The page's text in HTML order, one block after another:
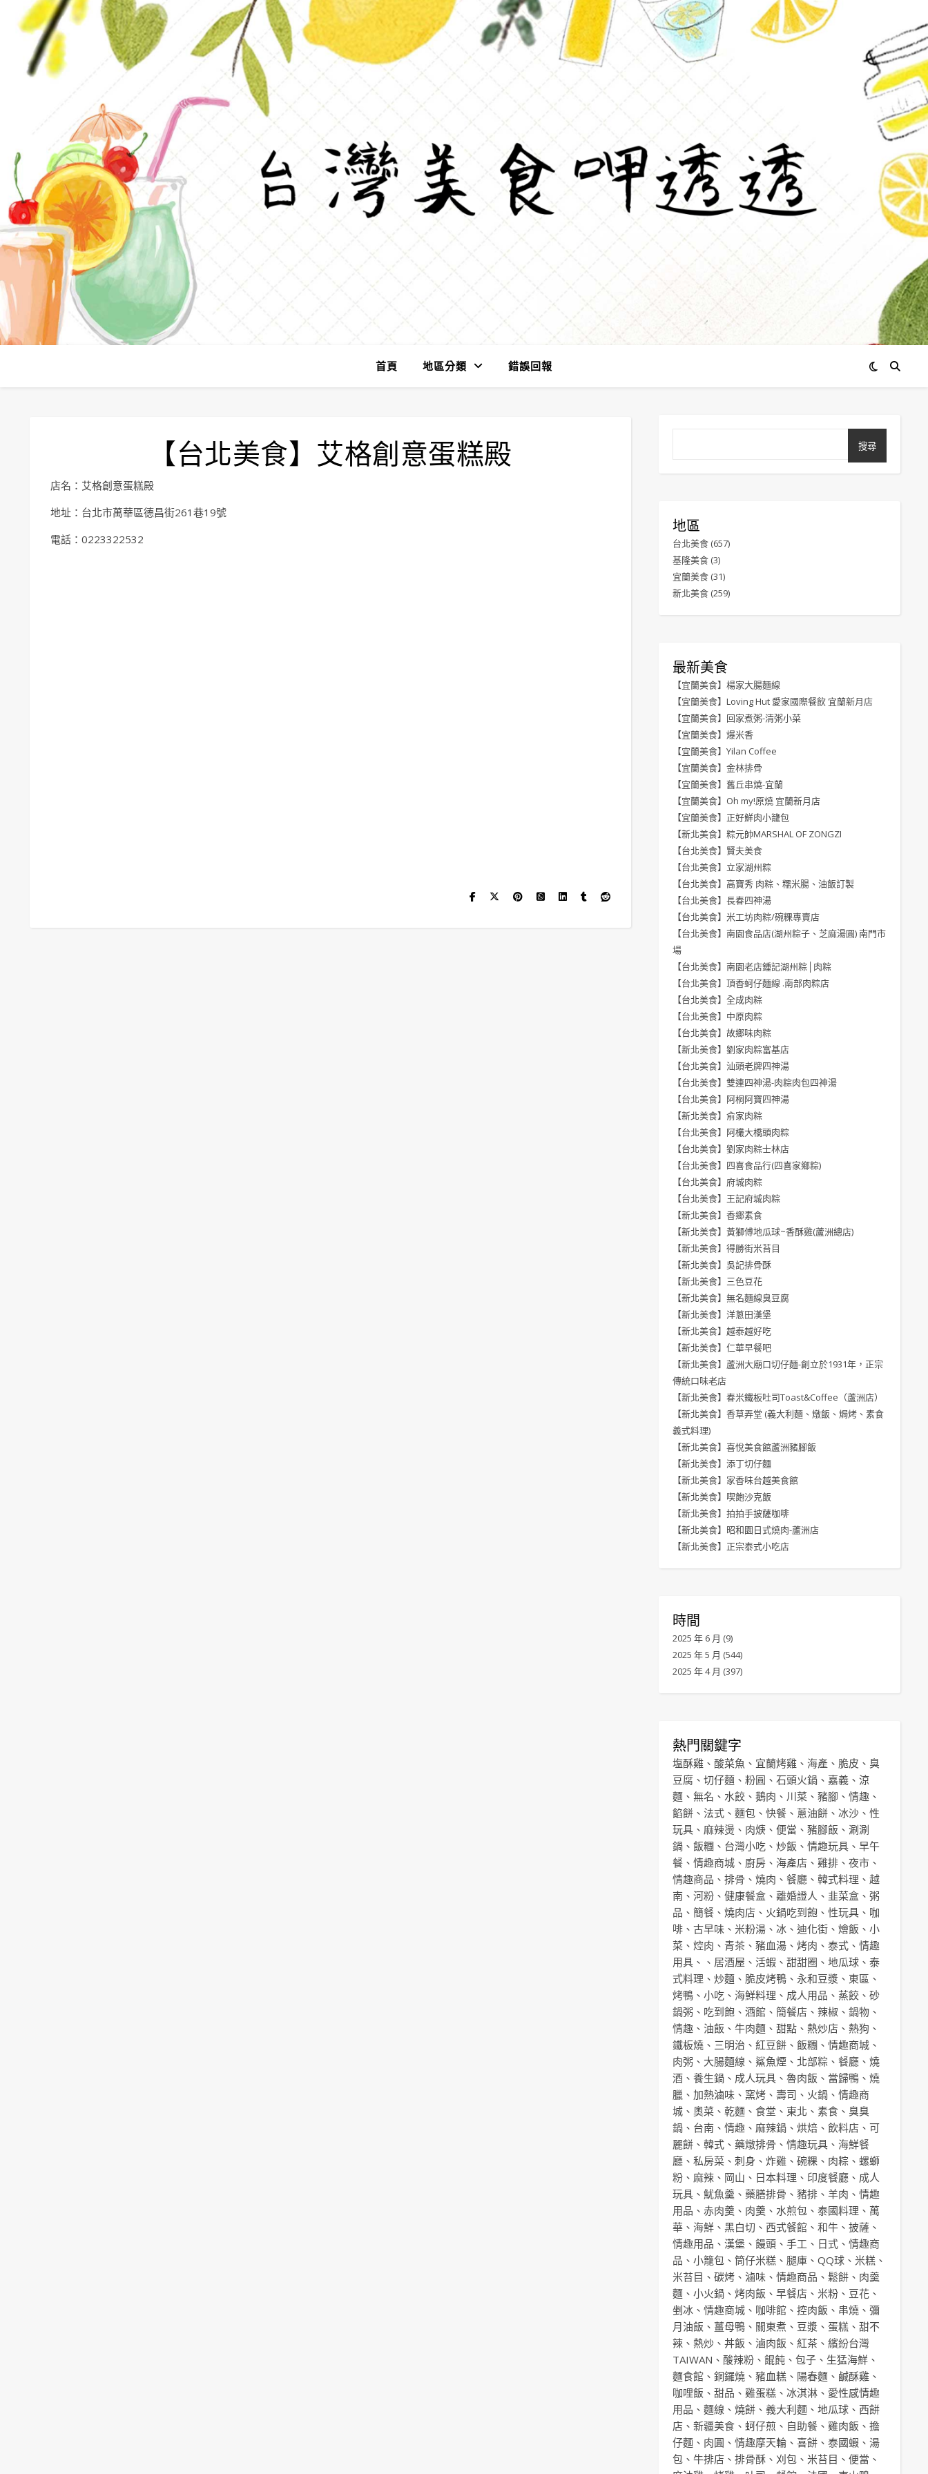
首頁 地區分類 錯誤回報
【台北美食】艾格創意蛋糕殿
店名：艾格創意蛋糕殿
地址：台北市萬華區德昌街261巷19號
電話：0223322532
搜尋
地區
台北美食 (657)
基隆美食 (3)
宜蘭美食 (31)
新北美食 (259)
最新美食
【宜蘭美食】楊家大腸麵線
【宜蘭美食】Loving Hut 愛家國際餐飲 宜蘭新月店
【宜蘭美食】回家煮粥-清粥小菜
【宜蘭美食】爆米香
【宜蘭美食】Yilan Coffee
【宜蘭美食】金林排骨
【宜蘭美食】舊丘串燒-宜蘭
【宜蘭美食】Oh my!原燒 宜蘭新月店
【宜蘭美食】正好鮮肉小籠包
【新北美食】粽元帥MARSHAL OF ZONGZI
【台北美食】賢夫美食
【台北美食】立家湖州粽
【台北美食】高寶秀 肉粽、糯米腸、油飯訂製
【台北美食】長春四神湯
【台北美食】米工坊肉粽/碗粿專賣店
【台北美食】南園食品店(湖州粽子、芝麻湯圓) 南門市
場
【台北美食】南園老店鍾記湖州粽│肉粽
【台北美食】頂香蚵仔麵線 .南部肉粽店
【台北美食】全成肉粽
【台北美食】中原肉粽
【台北美食】故鄉味肉粽
【新北美食】劉家肉粽富基店
【台北美食】汕頭老牌四神湯
【台北美食】雙連四神湯-肉粽肉包四神湯
【台北美食】阿桐阿寶四神湯
【新北美食】俞家肉粽
【台北美食】阿欉大橋頭肉粽
【台北美食】劉家肉粽士林店
【台北美食】四喜食品行(四喜家鄉粽)
【台北美食】府城肉粽
【台北美食】王記府城肉粽
【新北美食】香鄉素食
【新北美食】黃獅傅地瓜球~香酥雞(蘆洲總店)
【新北美食】得勝街米苔目
【新北美食】吳記排骨酥
【新北美食】三色豆花
【新北美食】無名麵線臭豆腐
【新北美食】洋蔥田漢堡
【新北美食】越泰越好吃
【新北美食】仁華早餐吧
【新北美食】蘆洲大廟口切仔麵-創立於1931年，正宗
傳統口味老店
【新北美食】春米鐵板吐司Toast&Coffee（蘆洲店）
【新北美食】香草弄堂 (義大利麵、燉飯、焗烤、素食
義式料理)
【新北美食】喜悅美食館蘆洲豬腳飯
【新北美食】添丁切仔麵
【新北美食】家香味台越美食館
【新北美食】喫飽沙克飯
【新北美食】拍拍手披薩咖啡
【新北美食】昭和園日式燒肉-蘆洲店
【新北美食】正宗泰式小吃店
時間
2025 年 6 月 (9)
2025 年 5 月 (544)
2025 年 4 月 (397)
熱門關鍵字
塩酥雞 、 酸菜魚 、 宜蘭烤雞 、 海產 、 脆皮 、 臭
豆腐 、 切仔麵 、 粉圓 、 石頭火鍋 、 嘉義 、 涼
麵 、 無名 、 水餃 、 鵝肉 、 川菜 、 豬腳 、 情趣 、
餡餅 、 法式 、 麵包 、 快餐 、 蔥油餅 、 冰沙 、 性
玩具 、 麻辣燙 、 肉焿 、 便當 、 豬腳飯 、 涮涮
鍋 、 飯糰 、 台灣小吃 、 炒飯 、 情趣玩具 、 早午
餐 、 情趣商城 、 廚房 、 海產店 、 雞排 、 夜市 、
情趣商品 、 排骨 、 燒肉 、 餐廳 、 韓式料理 、 越
南 、 河粉 、 健康餐盒 、 離婚證人 、 韭菜盒 、 粥
品 、 簡餐 、 燒肉店 、 火鍋吃到飽 、 性玩具 、 咖
啡 、 古早味 、 米粉湯 、 冰 、 迪化街 、 燴飯 、 小
菜 、 焢肉 、 青茶 、 豬血湯 、 烤肉 、 泰式 、 情趣
用具 、、 居酒屋 、 活蝦 、 甜甜圈 、 地瓜球 、 泰
式料理 、 炒麵 、 脆皮烤鴨 、 永和豆漿 、 東區 、
烤鴨 、 小吃 、 海鮮料理 、 成人用品 、 蒸餃 、 砂
鍋粥 、 吃到飽 、 酒館 、 簡餐店 、 辣椒 、 鍋物 、
情趣 、 油飯 、 牛肉麵 、 甜點 、 熱炒店 、 熱狗 、
鐵板燒 、 三明治 、 紅豆餅 、 飯糰 、 情趣商城 、
肉粥 、 大腸麵線 、 鯊魚煙 、 北部粽 、 餐廳 、 燒
酒 、 養生鍋 、 成人玩具 、 魯肉飯 、 當歸鴨 、 燒
臘 、 加熱滷味 、 窯烤 、 壽司 、 火鍋 、 情趣商
城 、 奧菜 、 乾麵 、 食堂 、 東北 、 素食 、 臭臭
鍋 、 台南 、 情趣 、 麻辣鍋 、 烘焙 、 飲料店 、 可
麗餅 、 韓式 、 藥燉排骨 、 情趣玩具 、 海鮮餐
廳 、 私房菜 、 刺身 、 炸雞 、 碗粿 、 肉粽 、 螺螄
粉 、 麻辣 、 岡山 、 日本料理 、 印度餐廳 、 成人
玩具 、 魷魚羹 、 藥膳排骨 、 豬排 、 羊肉 、 情趣
用品 、 赤肉羹 、 肉羹 、 水煎包 、 泰國料理 、 萬
華 、 海鮮 、 黑白切 、 西式餐館 、 和牛 、 披薩 、
情趣用品 、 漢堡 、 饅頭 、 手工 、 日式 、 情趣商
品 、 小籠包 、 筒仔米糕 、 腿庫 、 QQ球 、 米糕 、
米苔目 、 碳烤 、 滷味 、 情趣商品 、 鬆餅 、 肉羹
麵 、 小火鍋 、 烤肉飯 、 早餐店 、 米粉 、 豆花 、
剉冰 、 情趣商城 、 咖啡館 、 控肉飯 、 串燒 、 彌
月油飯 、 薑母鴨 、 關東煮 、 豆漿 、 蛋糕 、 甜不
辣 、 熱炒 、 丼飯 、 滷肉飯 、 紅茶 、 繽紛台灣
TAIWAN 、 酸辣粉 、 餛飩 、 包子 、 生猛海鮮 、
麵食館 、 銅鑼燒 、 豬血糕 、 陽春麵 、 鹹酥雞 、
咖哩飯 、 甜品 、 雞蛋糕 、 冰淇淋 、 愛性感情趣
用品 、 麵線 、 燒餅 、 義大利麵 、 地瓜球 、 西餅
店 、 新疆美食 、 蚵仔煎 、 自助餐 、 雞肉飯 、 擔
仔麵 、 肉圓 、 情趣摩天輪 、 喜餅 、 泰國蝦 、 湯
包 、 牛排店 、 排骨酥 、 刈包 、 米苔目 、 便當 、